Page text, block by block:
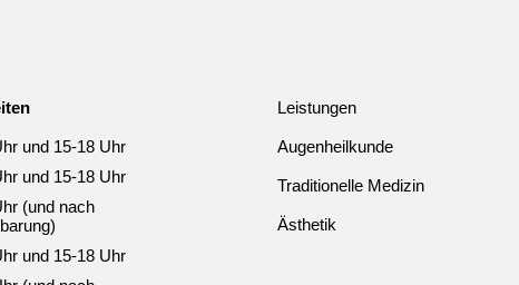
und 15-18 Uhr
und 15-18 Uhr
(und nach
und 15-18 Uhr
Leistungen
Augenheilkunde
Traditionelle Medizin
Ästhetik